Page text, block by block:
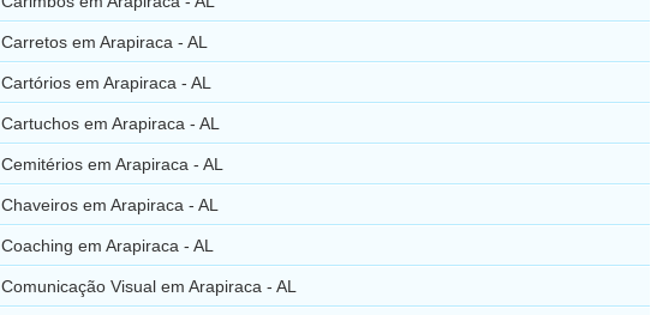
Carretos em Arapiraca - AL
Cartórios em Arapiraca - AL
Cartuchos em Arapiraca - AL
Cemitérios em Arapiraca - AL
Chaveiros em Arapiraca - AL
Coaching em Arapiraca - AL
Comunicação Visual em Arapiraca - AL